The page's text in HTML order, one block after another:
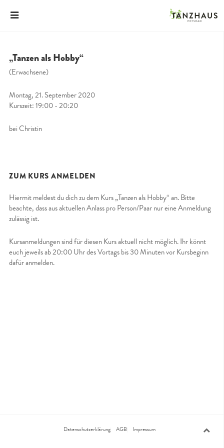
„Tanzen als Hobby“
(Erwachsene)
Montag, 21. September 2020
Kurszeit: 19:00 - 20:20
bei Christin
ZUM KURS ANMELDEN
Hiermit meldest du dich zu dem Kurs „Tanzen als Hobby“ an. Bitte
beachte, dass aus aktuellen Anlass pro Person/Paar nur eine Anmeldung
zulässig ist.
Kursanmeldungen sind für diesen Kurs aktuell nicht möglich. Ihr könnt
euch jeweils ab 20:00 Uhr des Vortags bis 30 Minuten vor Kursbeginn
dafür anmelden.
Datenschutzerklärung AGB Impressum